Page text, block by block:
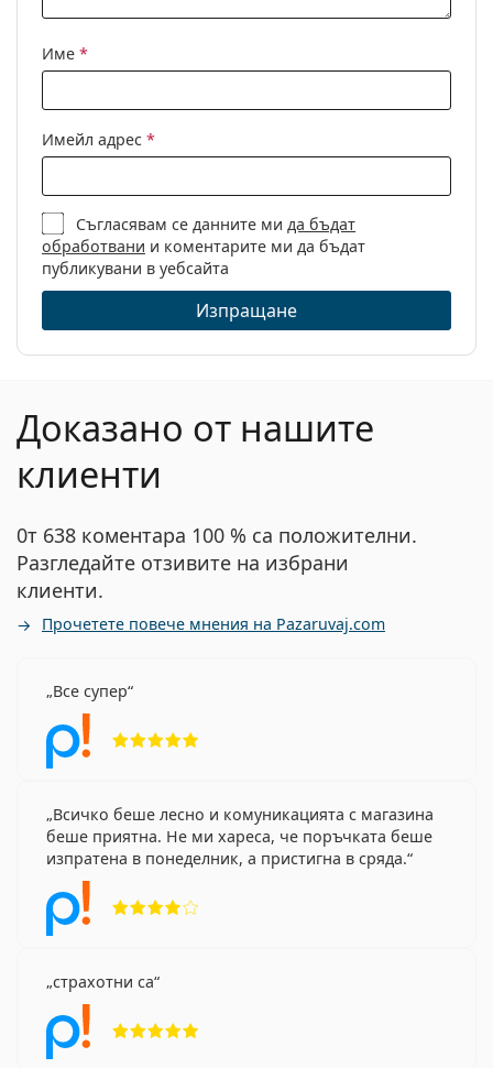
доставяни с торбичка от плат вместо с кърпа.
откриете повече модели от популярни марки.
Код: OO 9129 05 63
Име *
Имейл адрес *
Съгласявам се данните ми да бъдат
обработвани и коментарите ми да бъдат
публикувани в уебсайта
Изпращане
Доказано от нашите
клиенти
0т 638 коментара 100 % са положителни.
Разгледайте отзивите на избрани
клиенти.
Прочетете повече мнения на Pazaruvaj.com
Все супер
Всичко беше лесно и комуникацията с магазина
беше приятна. Не ми хареса, че поръчката беше
изпратена в понеделник, а пристигна в сряда.
страхотни са